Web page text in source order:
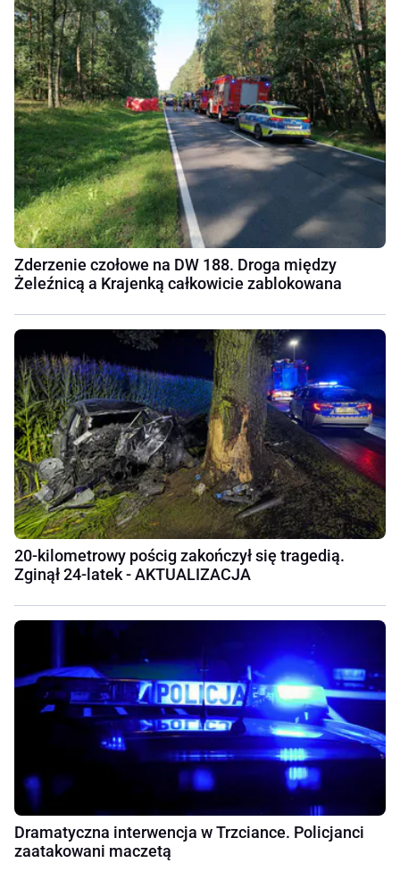
Zderzenie czołowe na DW 188. Droga między
Żeleźnicą a Krajenką całkowicie zablokowana
20-kilometrowy pościg zakończył się tragedią.
Zginął 24-latek - AKTUALIZACJA
Dramatyczna interwencja w Trzciance. Policjanci
zaatakowani maczetą